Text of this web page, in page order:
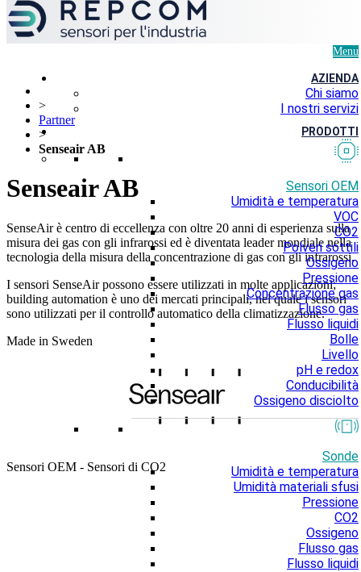
Menu
AZIENDA
Chi siamo
I nostri servizi
PRODOTTI
Sensori OEM
Umidità e temperatura
VOC
CO2
Polveri sottili
Ossigeno
Pressione
Concentrazione gas
Flusso gas
Flusso liquidi
Bolle
Livello
pH e redox
Conducibilità
Ossigeno disciolto
Sonde
Umidità e temperatura
Umidità materiali sfusi
Pressione
CO2
Ossigeno
Flusso gas
Flusso liquidi
>
Partner
>
Senseair AB
Senseair AB
SenseAir è centro di eccellenza con oltre 20 anni di esperienza sulla
misura dei gas con gli infrarossi ed è diventata leader mondiale nella
tecnologia della misura della concentrazione di gas con gli infrarossi.
I sensori SenseAir possono essere utilizzati in molte applicazioni;
building automation è uno dei mercati principali, nel quale i sensori
sono utilizzati per il controllo automatico della climatizzazione.
Made in Sweden
Sensori OEM - Sensori di CO2